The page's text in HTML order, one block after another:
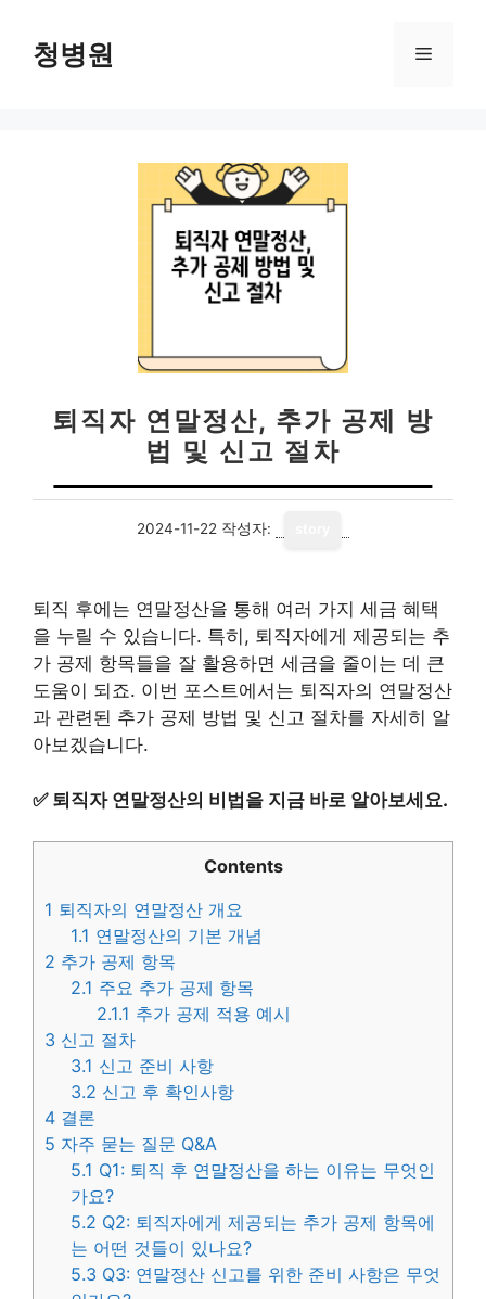
청병원 메
퇴직자 연말정산, 추가 공제 방
법 및 신고 절차
2024-11-22 작성자:
퇴직 후에는 연말정산을 통해 여러 가지 세금 혜택
을 누릴 수 있습니다. 특히, 퇴직자에게 제공되는 추
가 공제 항목들을 잘 활용하면 세금을 줄이는 데 큰
도움이 되죠. 이번 포스트에서는 퇴직자의 연말정산
과 관련된 추가 공제 방법 및 신고 절차를 자세히 알
아보겠습니다.
✅ 퇴직자 연말정산의 비법을 지금 바로 알아보세요.
Contents
1 퇴직자의 연말정산 개요
1.1 연말정산의 기본 개념
2 추가 공제 항목
2.1 주요 추가 공제 항목
2.1.1 추가 공제 적용 예시
3 신고 절차
3.1 신고 준비 사항
3.2 신고 후 확인사항
4 결론
5 자주 묻는 질문 Q&A
5.1 Q1: 퇴직 후 연말정산을 하는 이유는 무엇인
가요?
5.2 Q2: 퇴직자에게 제공되는 추가 공제 항목에
는 어떤 것들이 있나요?
5.3 Q3: 연말정산 신고를 위한 준비 사항은 무엇